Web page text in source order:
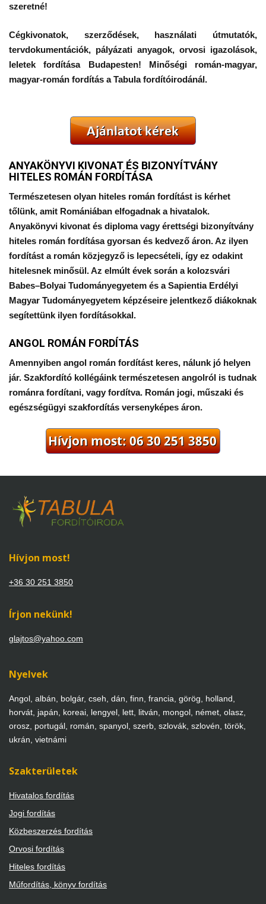
szeretné!
Cégkivonatok, szerződések, használati útmutatók,
tervdokumentációk, pályázati anyagok, orvosi igazolások,
leletek fordítása Budapesten! Minőségi román-magyar,
magyar-román fordítás a Tabula fordítóirodánál.
ANYAKÖNYVI KIVONAT ÉS BIZONYÍTVÁNY
HITELES ROMÁN FORDÍTÁSA
Természetesen olyan hiteles román fordítást is kérhet
tőlünk, amit Romániában elfogadnak a hivatalok.
Anyakönyvi kivonat és diploma vagy érettségi bizonyítvány
hiteles román fordításagyorsan és kedvező áron. Az ilyen
fordítást a román közjegyző is lepecsételi, így ez odakint
hitelesnek minősül. Az elmúlt évek során a kolozsvári
Babes–Bolyai Tudományegyetem és aSapientiaErdélyi
Magyar Tudományegyetem képzéseire jelentkező diákoknak
segítettünk ilyen fordításokkal.
ANGOL ROMÁN FORDÍTÁS
Amennyiben angol román fordítást keres, nálunk jó helyen
jár. Szakfordító kollégáink természetesen angolról is tudnak
románra fordítani, vagy fordítva. Román jogi, műszaki és
egészségügyi szakfordítás versenyképes áron.
Hívjon most!
+36 30 251 3850
Írjon nekünk!
glajtos@yahoo.com
Nyelvek
Angol, albán, bolgár, cseh, dán, finn, francia, görög, holland,
horvát, japán, koreai, lengyel, lett, litván, mongol, német, olasz,
orosz, portugál, román, spanyol, szerb, szlovák, szlovén, török,
ukrán, vietnámi
Szakterületek
Hivatalos fordítás
Jogi fordítás
Közbeszerzés fordítás
Orvosi fordítás
Hiteles fordítás
Műfordítás, könyv fordítás